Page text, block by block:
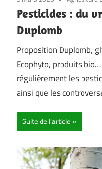
Pesticides : du
Duplomb
Proposition Duplomb,
Ecophyto, produits
régulièrement les
ainsi que les
Suite de l'article